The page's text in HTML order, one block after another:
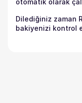
Dilediğiniz zaman
bakiyenizi kontrol